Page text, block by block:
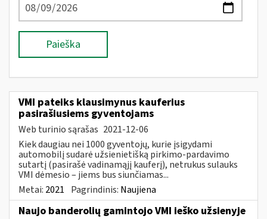
Paieška
VMI pateiks klausimynus kauferius
pasirašiusiems gyventojams
Web turinio sąrašas 2021-12-06
Kiek daugiau nei 1000 gyventojų, kurie įsigydami
automobilį sudarė užsienietišką pirkimo-pardavimo
sutartį (pasirašė vadinamąjį kauferį), netrukus sulauks
VMI dėmesio – jiems bus siunčiamas...
Metai: 2021 Pagrindinis: Naujiena
Naujo banderolių gamintojo VMI ieško užsienyje